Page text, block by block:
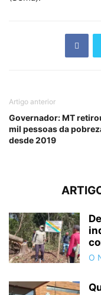
Artigo anterior
Governador: MT
mil pessoas da
desde 2019
O